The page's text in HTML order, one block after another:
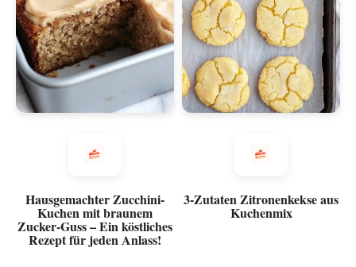
Hausgemachter Zucchini-
Kuchen mit braunem
Zucker-Guss – Ein köstliches
Rezept für jeden Anlass!
3-Zutaten Zitronenkekse aus
Kuchenmix